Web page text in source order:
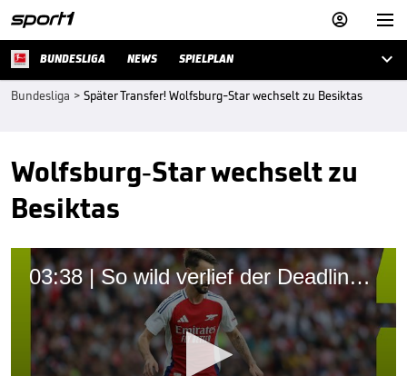


BUNDESLIGA NEWS SPIELPLAN 
Bundesliga > Später Transfer! Wolfsburg-Star wechselt zu Besiktas
Wolfsburg-Star wechselt zu
Besiktas
03:38 | So wild verlief der Deadline Day in der Bundesliga